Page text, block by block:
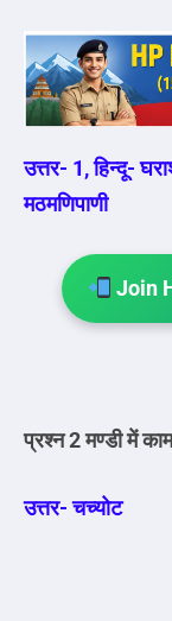
उत्तर- 1, हिन्दू-
मठमणिपाणी
Join
प्रश्न 2 मण्डी में
उत्तर- चच्योट